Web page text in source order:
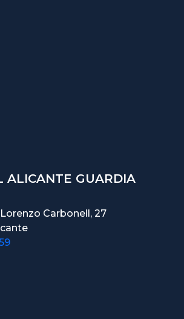
ALICANTE GUARDIA
Carbonell, 27